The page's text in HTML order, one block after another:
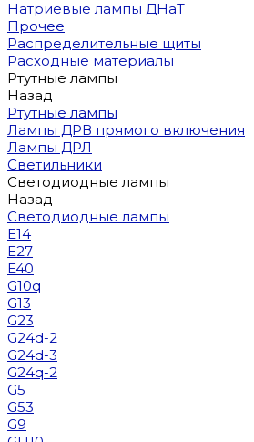
Натриевые лампы ДНаТ
Прочее
Распределительные щиты
Расходные материалы
Ртутные лампы
Назад
Ртутные лампы
Лампы ДРВ прямого включения
Лампы ДРЛ
Светильники
Светодиодные лампы
Назад
Светодиодные лампы
E14
E27
E40
G10q
G13
G23
G24d-2
G24d-3
G24q-2
G5
G53
G9